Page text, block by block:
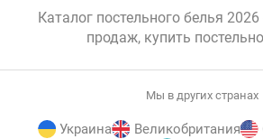
Каталог постельного белья
продаж, купить
Мы в других странах
Украина Великобритания